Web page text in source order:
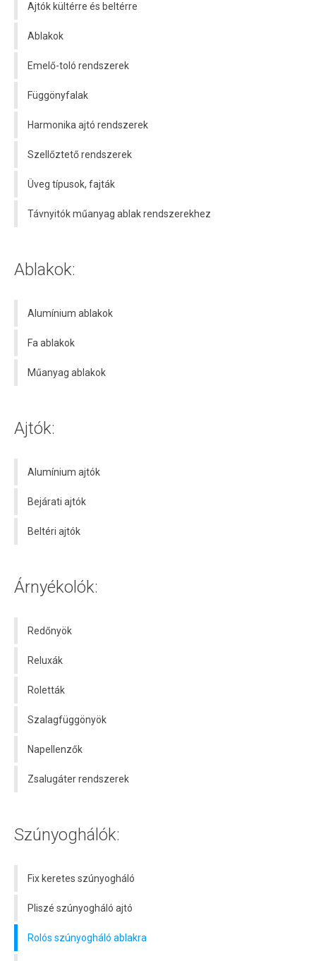
Ajtók kültérre és beltérre
Ablakok
Emelő-toló rendszerek
Függönyfalak
Harmonika ajtó rendszerek
Szellőztető rendszerek
Üveg típusok, fajták
Távnyitók műanyag ablak rendszerekhez
Ablakok:
Alumínium ablakok
Fa ablakok
Műanyag ablakok
Ajtók:
Alumínium ajtók
Bejárati ajtók
Beltéri ajtók
Árnyékolók:
Redőnyök
Reluxák
Roletták
Szalagfüggönyök
Napellenzők
Zsalugáter rendszerek
Szúnyoghálók:
Fix keretes szúnyogháló
Pliszé szúnyogháló ajtó
Rolós szúnyogháló ablakra